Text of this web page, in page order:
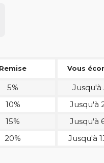
Remise Vous
5%
Jusqu'à
10%
Jusqu'à
15%
Jusqu'à
20% Jusqu'à